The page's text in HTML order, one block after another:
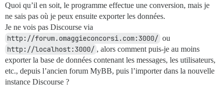
Quoi qu’il en soit, le programme effectue une conversion, mais je
ne sais pas où je peux ensuite exporter les données.
Je ne vois pas Discourse via
http://forum.omaggieconcorsi.com:3000/ ou
http://localhost:3000/ , alors comment puis-je au moins
exporter la base de données contenant les messages, les utilisateurs,
etc., depuis l’ancien forum MyBB, puis l’importer dans la nouvelle
instance Discourse ?